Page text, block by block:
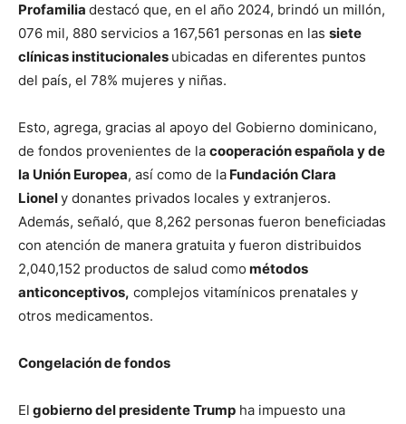
Profamilia destacó que, en el año 2024, brindó un millón,
076 mil, 880 servicios a 167,561 personas en las siete
clínicas institucionales ubicadas en diferentes puntos
del país, el 78% mujeres y niñas.
Esto, agrega, gracias al apoyo del Gobierno dominicano,
de fondos provenientes de la cooperación española y de
la Unión Europea, así como de la Fundación Clara
Lionely donantes privados locales y extranjeros.
Además, señaló, que 8,262 personas fueron beneficiadas
con atención de manera gratuita y fueron distribuidos
2,040,152 productos de salud como métodos
anticonceptivos, complejos vitamínicos prenatales y
otros medicamentos.
Congelación de fondos
El gobierno del presidente Trump ha impuesto una